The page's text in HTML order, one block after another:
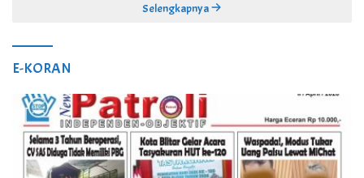
Selengkapnya
E-KORAN